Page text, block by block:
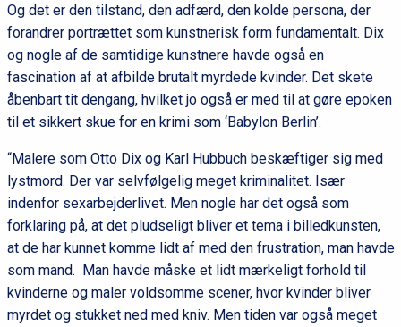
Og det er den tilstand, den adfærd, den kolde persona, der
forandrer portrættet som kunstnerisk form fundamentalt. Dix
og nogle af de samtidige kunstnere havde også en
fascination af at afbilde brutalt myrdede kvinder. Det skete
åbenbart tit dengang, hvilket jo også er med til at gøre epoken
til et sikkert skue for en krimi som ‘Babylon Berlin’.
“Malere som Otto Dix og Karl Hubbuch beskæftiger sig med
lystmord. Der var selvfølgelig meget kriminalitet. Især
indenfor sexarbejderlivet. Men nogle har det også som
forklaring på, at det pludseligt bliver et tema i billedkunsten,
at de har kunnet komme lidt af med den frustration, man havde
som mand. Man havde måske et lidt mærkeligt forhold til
kvinderne og maler voldsomme scener, hvor kvinder bliver
myrdet og stukket ned med kniv. Men tiden var også meget